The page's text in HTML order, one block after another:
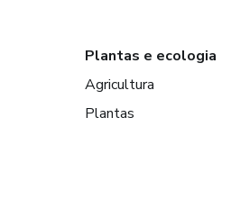
Plantas e ecologia
Agricultura
Plantas